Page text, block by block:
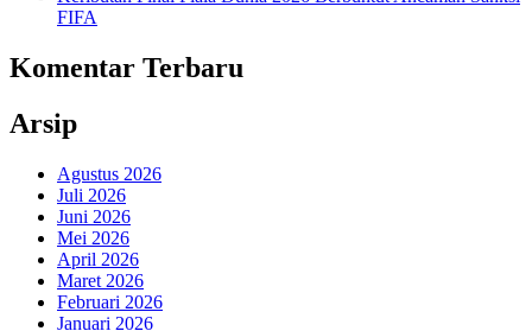
FIFA
Komentar Terbaru
Arsip
Agustus 2026
Juli 2026
Juni 2026
Mei 2026
April 2026
Maret 2026
Februari 2026
Januari 2026